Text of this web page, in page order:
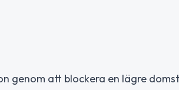
genom att blockera en lägre